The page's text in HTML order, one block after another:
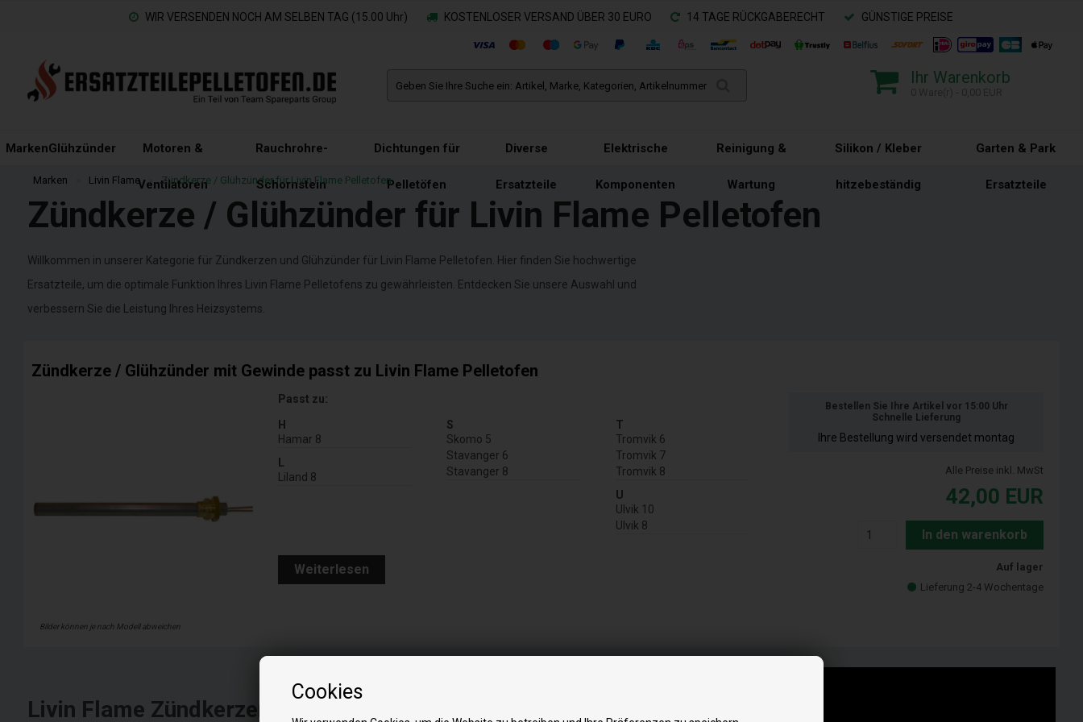
Cookies
WIR VERSENDEN NOCH AM SELBEN TAG (15.00 Uhr) KOSTENLOSER VERSAND ÜBER 30 EURO 14 TAGE RÜCKGABERECHT GÜNSTIGE PREISE
Ihr Warenkorb
MarkenGlühzünder Motoren &
Ventilatoren
Rauchrohre-
Schornstein
Dichtungen für
Pelletöfen
Diverse
Ersatzteile
Elektrische
Komponenten
Reinigung &
Wartung
Silikon / Kleber
hitzebeständig
Garten & Park
Ersatzteile
Marken Livin Flame » Zündkerze / Glühzünder für Livin Flame Pelletofen
Zündkerze / Glühzünder für Livin Flame Pelletofen
Willkommen in unserer Kategorie für Zündkerzen und Glühzünder für Livin Flame Pelletofen. Hier finden Sie hochwertige
Ersatzteile, um die optimale Funktion Ihres Livin Flame Pelletofens zu gewährleisten. Entdecken Sie unsere Auswahl und
verbessern Sie die Leistung Ihres Heizsystems.
Zündkerze / Glühzünder mit Gewinde passt zu Livin Flame Pelletofen
Bilder können je nach Modell abweichen
Passt zu:
H
Hamar 8
L
Liland 8
S
Skomo 5
Stavanger 6
Stavanger 8
T
Tromvik 6
Tromvik 7
Tromvik 8
U
Ulvik 10
Ulvik 8
Weiterlesen
Bestellen Sie Ihre Artikel vor 15:00 Uhr
Schnelle Lieferung
Ihre Bestellung wird versendet montag
Alle Preise inkl. MwSt
42,00 EUR
In den warenkorb
Auf lager
Lieferung 2-4 Wochentage
Livin Flame Zündkerzen und Glühzünder für Pelletöfen: Qualität und